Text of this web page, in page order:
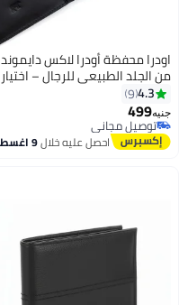
اودرا محفظة أودرا لاكس دايموند
من الجلد الطبيعي للرجال – اختيار
فاخر للهدايا – أسود (NO99)
4.3
9
جنيه499
توصيل مجاني
توصيل مجانياحصل عليه خلال9 اغسطس